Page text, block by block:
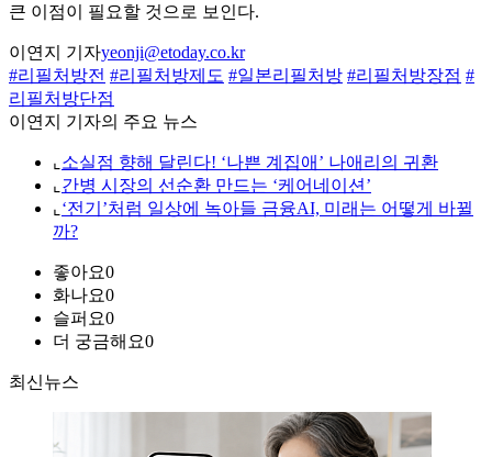
큰 이점이 필요할 것으로 보인다.
이연지 기자yeonji@etoday.co.kr
#리필처방전 #리필처방제도 #일본리필처방 #리필처방장점 #
리필처방단점
이연지 기자의 주요 뉴스
⌞ 소실점 향해 달린다! ‘나쁜 계집애’ 나애리의 귀환
⌞ 간병 시장의 선순환 만드는 ‘케어네이션’
⌞ ‘전기’처럼 일상에 녹아들 금융AI, 미래는 어떻게 바뀔
까?
좋아요0
화나요0
슬퍼요0
더 궁금해요0
최신뉴스